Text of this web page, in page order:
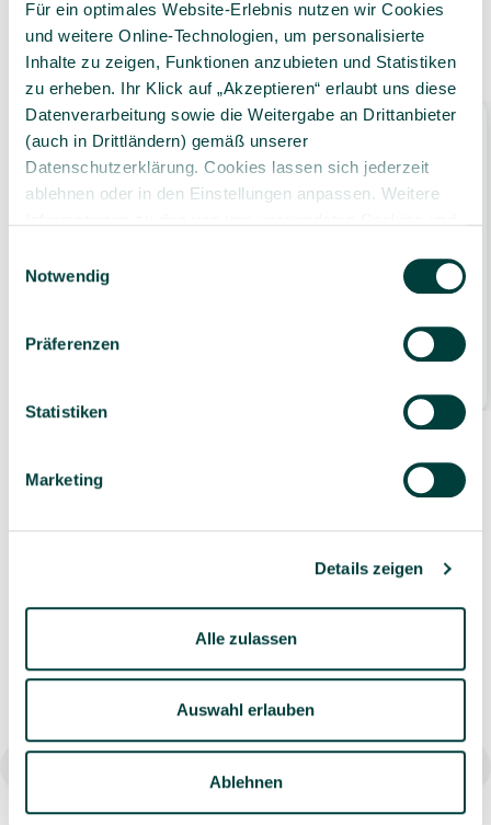
Für ein optimales Website-Erlebnis nutzen wir Cookies
und weitere Online-Technologien, um personalisierte
Inhalte zu zeigen, Funktionen anzubieten und Statistiken
zu erheben. Ihr Klick auf „Akzeptieren“ erlaubt uns diese
Datenverarbeitung sowie die Weitergabe an Drittanbieter
(auch in Drittländern) gemäß unserer
Datenschutzerklärung. Cookies lassen sich jederzeit
ablehnen oder in den Einstellungen anpassen. Weitere
schutz­erklärung
Notwendig
Präferenzen
Statistiken
Marketing
Details zeigen
Alle zulassen
Auswahl erlauben
Ablehnen
Zubehör
Bestseller
ELVIRAS Malkittel „Kindergarten“ 5-8 Jahre,